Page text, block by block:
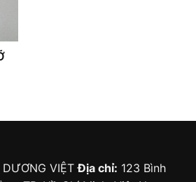
DƯƠNG VIỆTĐịa chỉ: 123 Bình